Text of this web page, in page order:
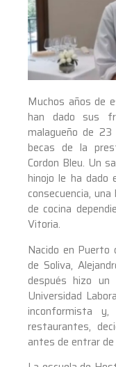
Muchos años de
han dado sus
malagueño de
becas de la
Cordon Bleu. Un
hinojo le ha dado
consecuencia,
de cocina
Vitoria.
Nacido en Puerto
de Soliva,
después hizo
Universidad
inconformista
restaurantes,
antes de entrar